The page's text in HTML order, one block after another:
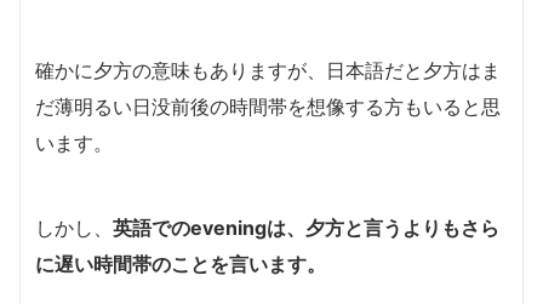
確かに夕方の意味もありますが、日本語だと夕方はま
だ薄明るい日没前後の時間帯を想像する方もいると思
います。
しかし、 英語でのeveningは、夕方と言うよりもさら
に遅い時間帯のことを言います。